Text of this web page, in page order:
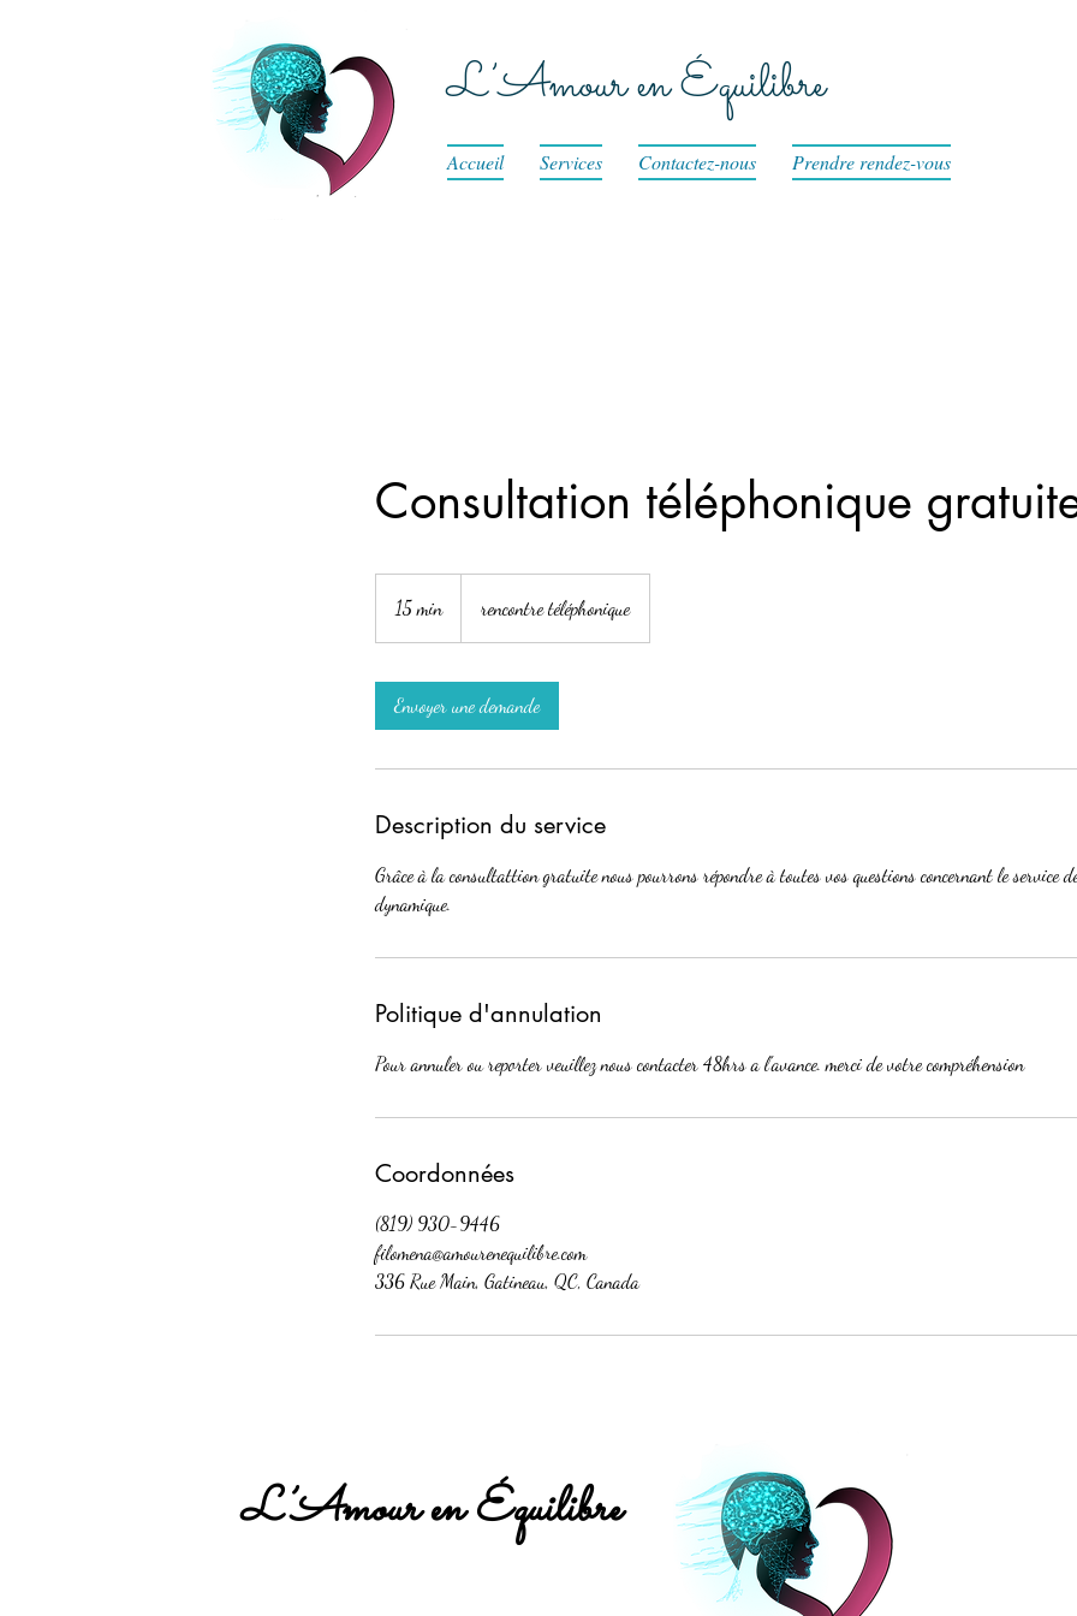
L’Amour en Équilibre
Accueil Services Contactez-nous Prendre rendez-vous
Consultation téléphonique
15 min1
5
rencontre téléphonique
Envoyer une demande
Description du service
Grâce à la consultattion gratuite nous pourrons répondre à toutes vos questions concernant le service
dynamique.
Politique d'annulation
Pour annuler ou reporter veuillez nous contacter 48hrs a l'avance. merci de votre compréhension
Coordonnées
(819) 930-9446
filomena@amourenequilibre.com
336 Rue Main, Gatineau, QC, Canada
L’Amour en Équilibre